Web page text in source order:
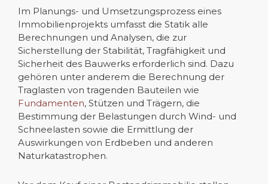
Im Planungs- und Umsetzungsprozess eines
Immobilienprojekts umfasst die Statik alle
Berechnungen und Analysen, die zur
Sicherstellung der Stabilität, Tragfähigkeit und
Sicherheit des Bauwerks erforderlich sind. Dazu
gehören unter anderem die Berechnung der
Traglasten von tragenden Bauteilen wie
Fundamenten, Stützen und Trägern, die
Bestimmung der Belastungen durch Wind- und
Schneelasten sowie die Ermittlung der
Auswirkungen von Erdbeben und anderen
Naturkatastrophen.